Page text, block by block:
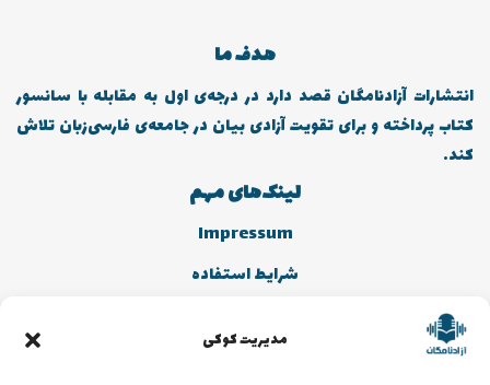
مدیریت کوکی
هدف ما
انتشارات آزادنامگان قصد دارد در درجه‌ی اول به مقابله با سانسور
کتاب پرداخته و برای تقویت آزادی بیان در جامعه‌ی فارسی‌زبان تلاش
کند.
لینک‌های مهم
Impressum
شرایط استفاده
سیاست حریم خصوصی